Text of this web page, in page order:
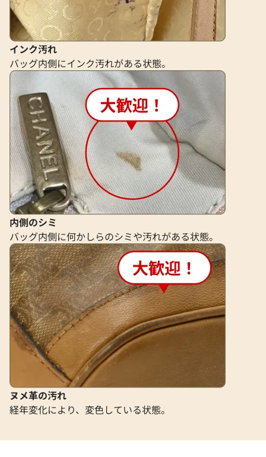
インク汚れ
バッグ内側にインク汚れがある状態。
内側のシミ
バッグ内側に何かしらのシミや汚れがある状態。
ヌメ革の汚れ
経年変化により、変色している状態。